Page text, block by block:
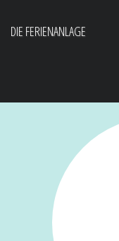
DIE FERIENANLAGE